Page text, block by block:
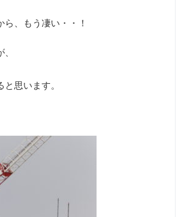
、もう凄い・・！
思います。